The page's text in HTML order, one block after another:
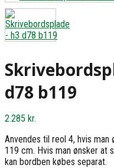
d78 b119
2.285 kr.
Anvendes til reol 4, hvis
119 cm. Hvis man ønsker at
kan bordben købes separat.